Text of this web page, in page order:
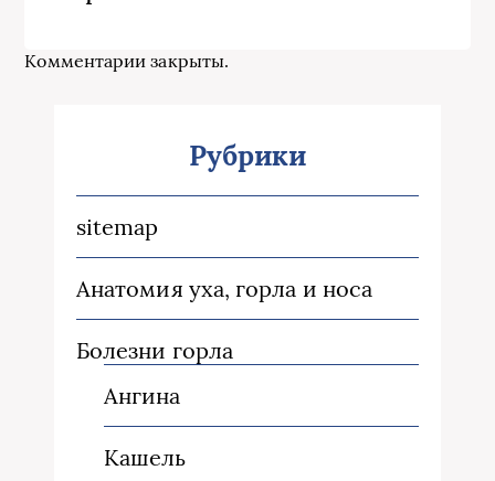
Комментарии закрыты.
Рубрики
sitemap
Анатомия уха, горла и носа
Болезни горла
Ангина
Кашель